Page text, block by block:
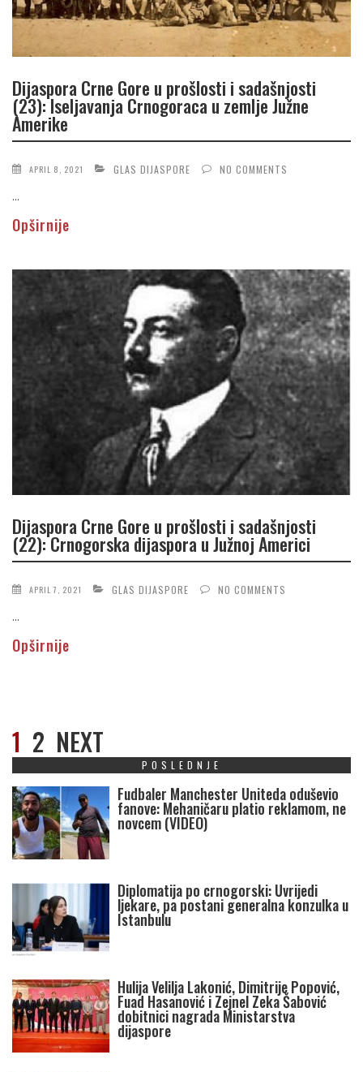
Dijaspora Crne Gore u prošlosti i sadašnjosti
(23): Iseljavanja Crnogoraca u zemlje Južne
Amerike
APRIL 8, 2021 GLAS DIJASPORE NO COMMENTS
...
Opširnije
Dijaspora Crne Gore u prošlosti i sadašnjosti
(22): Crnogorska dijaspora u Južnoj Americi
APRIL 7, 2021 GLAS DIJASPORE NO COMMENTS
...
Opširnije
1 2 NEXT
POSLEDNJE
Fudbaler Manchester Uniteda oduševio
fanove: Mehaničaru platio reklamom, ne
novcem (VIDEO)
Diplomatija po crnogorski: Uvrijedi
ljekare, pa postani generalna konzulka u
Istanbulu
Hulija Velilja Lakonić, Dimitrije Popović,
Fuad Hasanović i Zejnel Zeka Šabović
dobitnici nagrada Ministarstva
dijaspore